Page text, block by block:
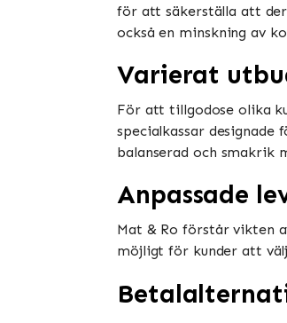
för att säkerställa att
också en minskning av
Varierat
För att tillgodose olika
specialkassar
balanserad och smakrik
Anpassade
Mat & Ro förstår vikten
möjligt för kunder att